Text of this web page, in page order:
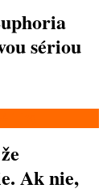
sériou
Ak nie,